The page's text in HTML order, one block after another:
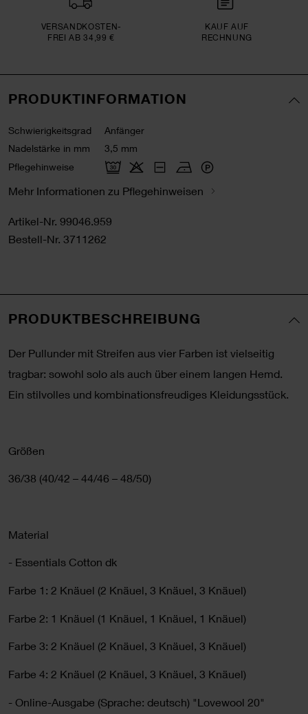
VERSAND­KOSTEN­
FREI AB 34,99 €
KAUF AUF
RECHNUNG
PRODUKTINFORMATION
Schwierigkeitsgrad
Anfänger
Nadelstärke in mm
3,5 mm
Pflegehinweise
Mehr Informationen zu Pflegehinweisen
Artikel-Nr. 99046.959
Bestell-Nr. 3711262
PRODUKTBESCHREIBUNG
Der Pullunder mit Streifen aus vier Farben ist vielseitig
tragbar: sowohl solo als auch über einem langen Hemd.
Ein stilvolles und kombinationsfreudiges Kleidungsstück.
Größen
36/38 (40/42 – 44/46 – 48/50)
Material
- Essentials Cotton dk
Farbe 1: 2 Knäuel (2 Knäuel, 3 Knäuel, 3 Knäuel)
Farbe 2: 1 Knäuel (1 Knäuel, 1 Knäuel, 1 Knäuel)
Farbe 3: 2 Knäuel (2 Knäuel, 3 Knäuel, 3 Knäuel)
Farbe 4: 2 Knäuel (2 Knäuel, 3 Knäuel, 3 Knäuel)
- Online-Ausgabe (Sprache: deutsch) "Lovewool 20"